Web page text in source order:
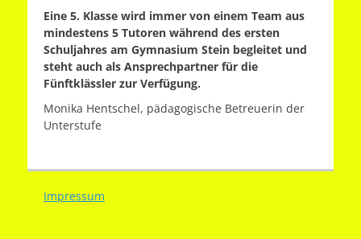
Eine 5. Klasse wird immer von einem Team aus
mindestens 5 Tutoren während des ersten
Schuljahres am Gymnasium Stein begleitet und
steht auch als Ansprechpartner für die
Fünftklässler zur Verfügung.
Monika Hentschel, pädagogische Betreuerin der
Unterstufe
Impressum